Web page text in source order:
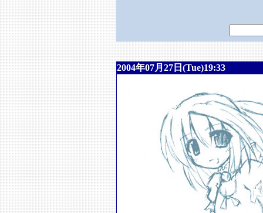
2004年07月27日(Tue)19:33